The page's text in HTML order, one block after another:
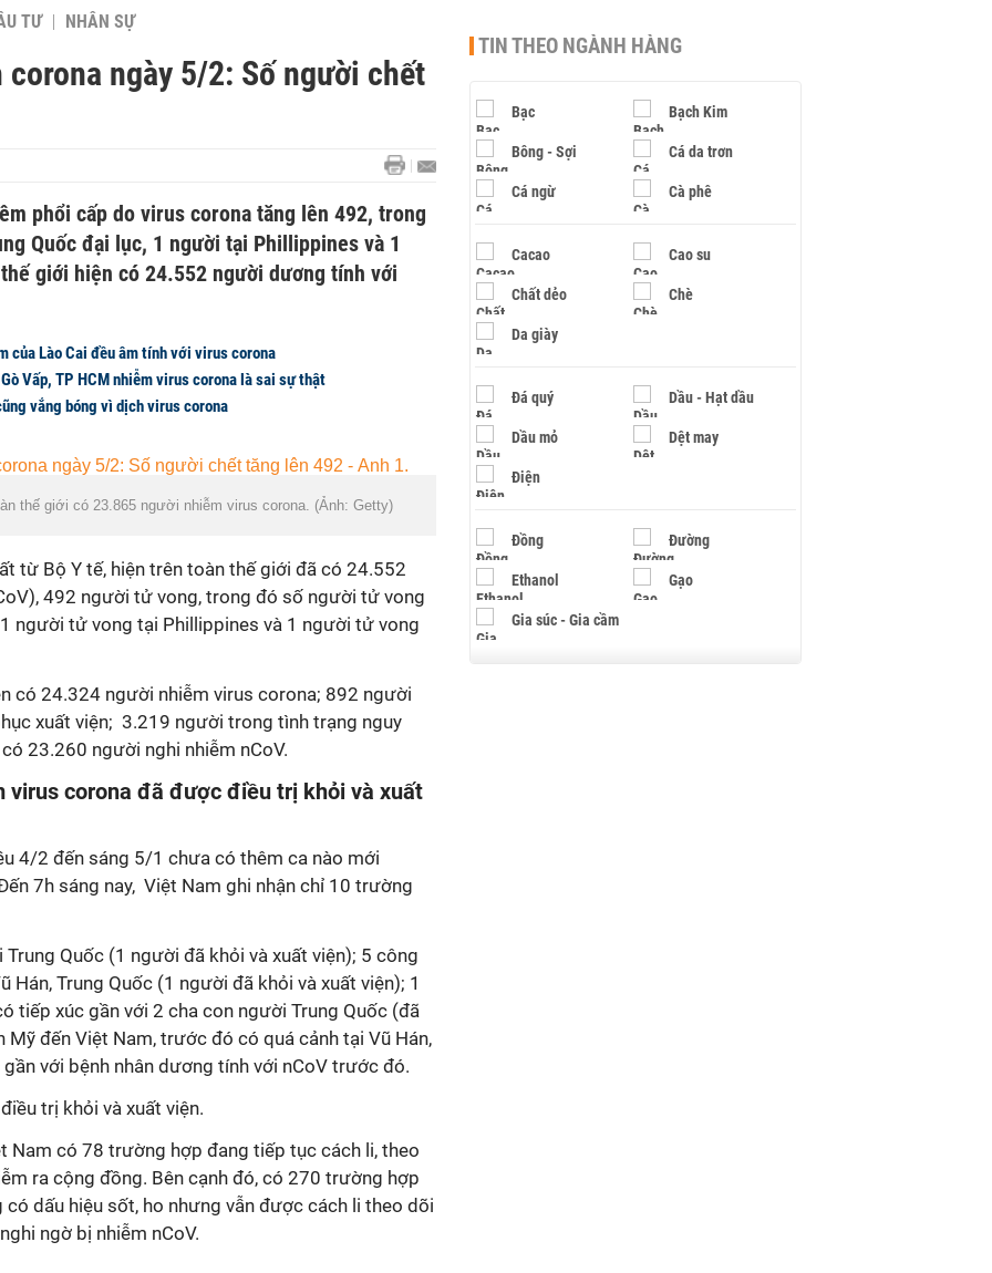
TƯ NHÂN SỰ
ngày 5/2: Số người chết
phổi cấp do virus corona tăng lên 492, trong
Quốc đại lục, 1 người tại Phillippines và 1
giới hiện có 24.552 người dương tính với
của Lào Cai đều âm tính với virus corona
Vấp, TP HCM nhiễm virus corona là sai sự thật
vắng bóng vì dịch virus corona
thế giới có 23.865 người nhiễm virus corona. (Ảnh: Getty)
từ Bộ Y tế, hiện trên toàn thế giới đã có 24.552
492 người tử vong, trong đó số người tử vong
người tử vong tại Phillippines và 1 người tử vong
có 24.324 người nhiễm virus corona; 892 người
xuất viện; 3.219 người trong tình trạng nguy
23.260 người nghi nhiễm nCoV.
virus corona đã được điều trị khỏi và xuất
4/2 đến sáng 5/1 chưa có thêm ca nào mới
7h sáng nay, Việt Nam ghi nhận chỉ 10 trường
Quốc (1 người đã khỏi và xuất viện); 5 công
Hán, Trung Quốc (1 người đã khỏi và xuất viện); 1
tiếp xúc gần với 2 cha con người Trung Quốc (đã
Mỹ đến Việt Nam, trước đó có quá cảnh tại Vũ Hán,
với bệnh nhân dương tính với nCoV trước đó.
trị khỏi và xuất viện.
Nam có 78 trường hợp đang tiếp tục cách li, theo
ra cộng đồng. Bên cạnh đó, có 270 trường hợp
dấu hiệu sốt, ho nhưng vẫn được cách li theo dõi
ngờ bị nhiễm nCoV.
TIN THEO NGÀNH HÀNG
Bạc Bạch Kim
Bông - Sợi Cá da trơn
Cá ngừ Cà phê
Cacao Cao su
Chất dẻo Chè
Da giày
Đá quý Dầu - Hạt dầu
Dầu mỏ Dệt may
Điện
Đồng Đường
Ethanol Gạo
Gia súc - Gia cầm